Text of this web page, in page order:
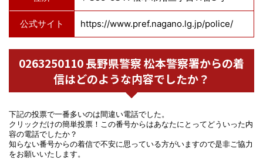
公式サイト https://www.pref.nagano.lg.jp/police/
0263250110 長野県警察 松本警察署からの着
信はどのような内容でしたか？
下記の投票で一番多いのは間違い電話でした。
クリックだけの簡単投票！この番号からはあなたにとってどういった内
容の電話でしたか？
知らない番号からの着信で不安に思っている方がいますので是非ご協力
をお願いいたします。